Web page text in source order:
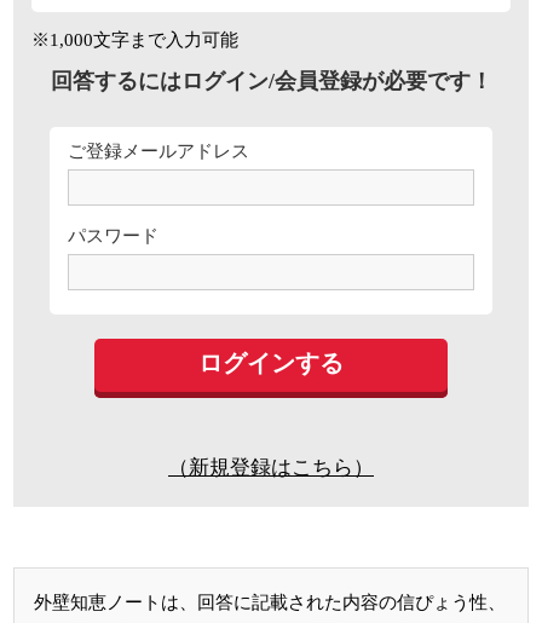
※1,000文字まで入力可能
回答するにはログイン/会員登録が必要です！
ご登録メールアドレス
パスワード
（新規登録はこちら）
外壁知恵ノートは、回答に記載された内容の信ぴょう性、